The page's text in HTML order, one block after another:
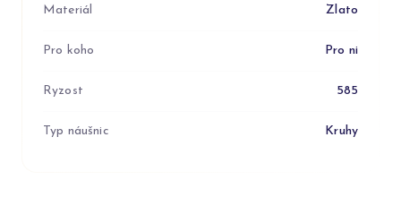
Materiál Zlato
Pro koho Pro ni
Ryzost 585
Typ náušnic Kruhy